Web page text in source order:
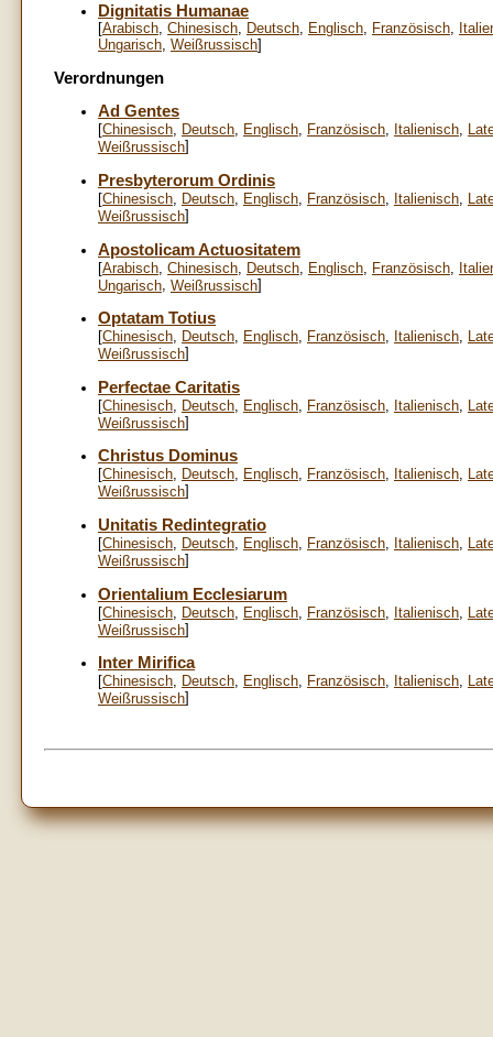
Dignitatis Humanae
[Arabisch Chinesisch Deutsch Englisch Französisch
Ungarisch Weißrussisch]
Verordnungen
Ad Gentes
[Chinesisch, Deutsch, Englisch, Französisch, Italienisch,
Weißrussisch]
Presbyterorum Ordinis
[Chinesisch Deutsch Englisch Französisch Italienisch
Weißrussisch]
Apostolicam Actuositatem
[Arabisch Chinesisch Deutsch Englisch Französisch
Ungarisch, Weißrussisch]
Optatam Totius
[Chinesisch, Deutsch, Englisch, Französisch, Italienisch,
Weißrussisch]
Perfectae Caritatis
[Chinesisch Deutsch Englisch Französisch Italienisch
Weißrussisch]
Christus Dominus
[Chinesisch, Deutsch, Englisch, Französisch, Italienisch,
Weißrussisch]
Unitatis Redintegratio
[Chinesisch, Deutsch, Englisch, Französisch, Italienisch,
Weißrussisch]
Orientalium Ecclesiarum
[Chinesisch Deutsch Englisch Französisch Italienisch
Weißrussisch]
Inter Mirifica
[Chinesisch, Deutsch, Englisch, Französisch, Italienisch,
Weißrussisch]